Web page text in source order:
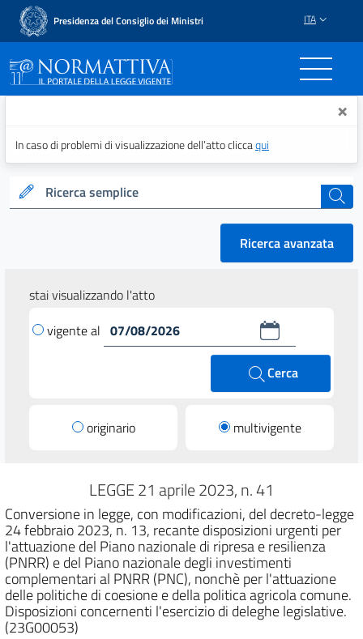
Presidenza del Consiglio dei Ministri ITA
Normattiva - Il portale ×
In caso di problemi di visualizzazione dell’atto cliccaqui
Ricerca semplice cerca
Ricerca avanzata
stai visualizzando l'atto
vigente al
Cerca
originario multivigente
LEGGE 21 aprile 2023, n. 41
Conversione in legge, con modificazioni, del decreto-legge
24 febbraio 2023, n. 13, recante disposizioni urgenti per
l'attuazione del Piano nazionale di ripresa e resilienza
(PNRR) e del Piano nazionale degli investimenti
complementari al PNRR (PNC), nonchè per l'attuazione
delle politiche di coesione e della politica agricola comune.
Disposizioni concernenti l'esercizio di deleghe legislative.
(23G00053)